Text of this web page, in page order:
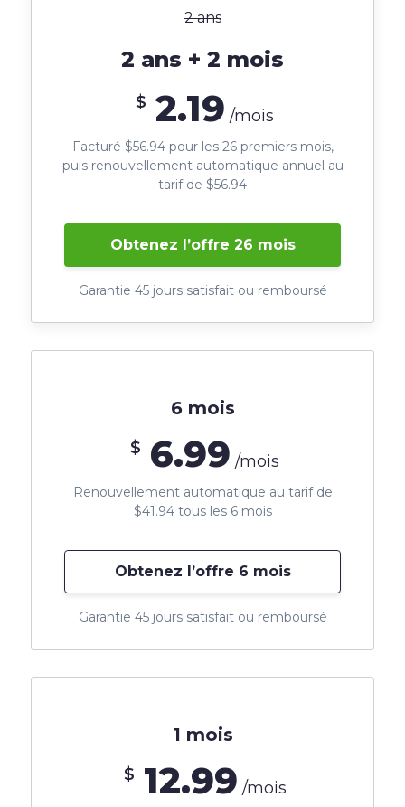
1 mois
$ 12.99 /mois
2 ans
2 ans + 2 mois
$ 2.19 /mois
Facturé $56.94 pour les 26 premiers mois,
puis renouvellement automatique annuel au
tarif de $56.94
Obtenez l’offre 26 mois
Garantie 45 jours satisfait ou remboursé
6 mois
$ 6.99 /mois
Renouvellement automatique au tarif de
$41.94 tous les 6 mois
Obtenez l’offre 6 mois
Garantie 45 jours satisfait ou remboursé